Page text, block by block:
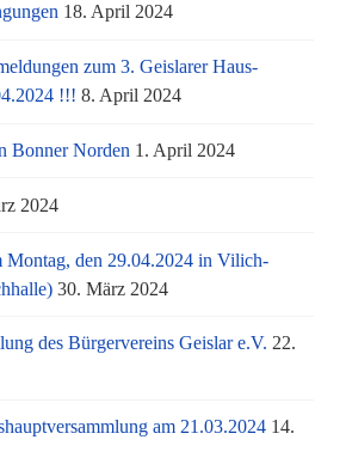
18. April 2024
zum 3. Geislarer Haus-
!!! 8. April 2024
Bonner Norden 1. April 2024
2024
Montag, den 29.04.2024 in Vilich-
30. März 2024
des Bürgervereins Geislar e.V. 22.
am 21.03.2024 14.